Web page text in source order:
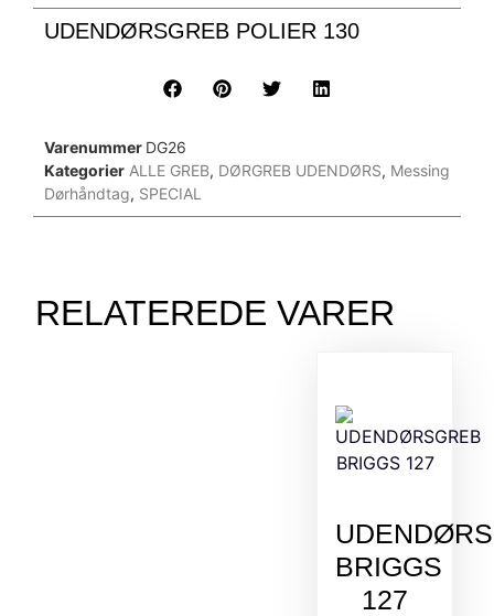
UDENDØRSGREB POLIER 130
Varenummer DG26
Kategorier ALLE GREB, DØRGREB UDENDØRS, Messing
Dørhåndtag, SPECIAL
RELATEREDE VARER
BRIGGS
127